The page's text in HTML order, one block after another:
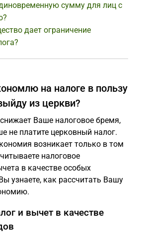
сумму для лиц с
дает ограничение
на налоге в пользу
из церкви?
Ваше налоговое бремя,
не платите церковный налог.
возникает только в том
налоговое
в качестве особых
узнаете, как рассчитать Вашу
и вычет в качестве